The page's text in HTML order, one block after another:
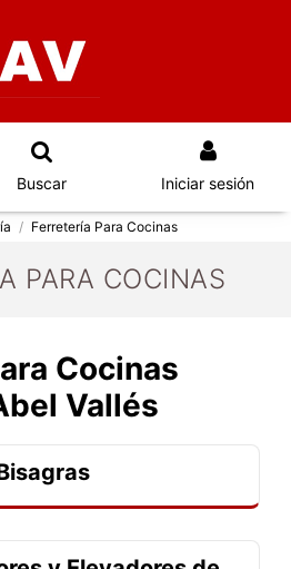
Buscar Iniciar sesión
Ferretería Para Cocinas
PARA COCINAS
Cocinas
Vallés